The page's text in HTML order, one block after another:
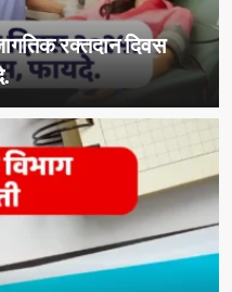
रक्तदान दिवस